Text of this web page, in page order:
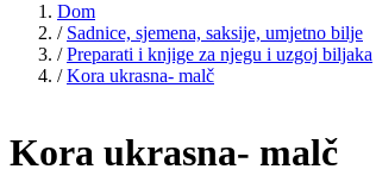
Dom
/ Sadnice, sjemena, saksije, umjetno bilje
/ Preparati i knjige za njegu i uzgoj biljaka
/ Kora ukrasna- malč
Kora ukrasna- malč